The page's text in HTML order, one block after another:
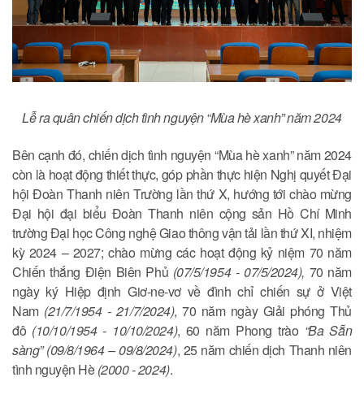
Lễ ra quânchiến dịch tình nguyện “Mùa hè xanh” năm 2024
Bên cạnh đó, chiến dịch tình nguyện “Mùa hè xanh” năm 2024
còn là hoạt động thiết thực, góp phần thực hiện Nghị quyết Đại
hội Đoàn Thanh niên Trường lần thứ X, hướng tới chào mừng
Đại hội đại biểu Đoàn Thanh niên cộng sản Hồ Chí Minh
trường Đại học Công nghệ Giao thông vận tải lần thứ XI, nhiệm
kỳ 2024 – 2027; chào mừng các hoạt động kỷ niệm 70 năm
Chiến thắng Điện Biên Phủ (07/5/1954 - 07/5/2024), 70 năm
ngày ký Hiệp định Giơ-ne-vơ về đình chỉ chiến sự ở Việt
Nam (21/7/1954 - 21/7/2024), 70 năm ngày Giải phóng Thủ
đô (10/10/1954 - 10/10/2024), 60 năm Phong trào “Ba Sẵn
sàng” (09/8/1964 – 09/8/2024), 25 năm chiến dịch Thanh niên
tình nguyện Hè(2000 - 2024).